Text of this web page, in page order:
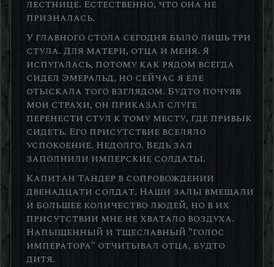
лестнице. Естественно, что она не
призналась.
У главного стола сегодня было лишь три
стула. Для матери, отца и меня. Я
испугалась, потому как рядом всегда
сидел Эмеральд, но сейчас я еле
отыскала того взглядом. Будто почуяв
мои страхи, он приказал слуге
перенести стул к тому месту, где привык
сидеть. Его присутствие вселяло
успокоение. Недолго. Ведь зал
заполнили имперские солдаты.
Капитан Тандер в сопровождении
двенадцати солдат. Наши залы вмещали
и большее количество людей, но в их
присутствии мне не хватало воздуха.
Напыщенный и тщеславный "голос
императора" отчитывал отца, будто
дитя.